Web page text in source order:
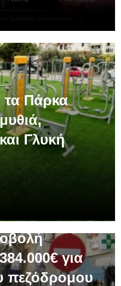
τα Πάρκα
Γλυκή
για
πεζόδρομου